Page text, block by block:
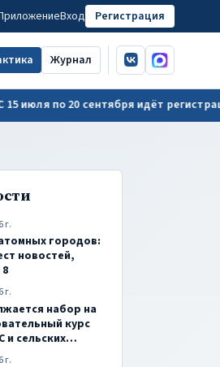
Вход Регистрация
Журнал ВКонтакте
MAX
по 20 сентября идёт регистрация
г.
городов:
новостей,
г.
набор на
курс
и сельских
г.